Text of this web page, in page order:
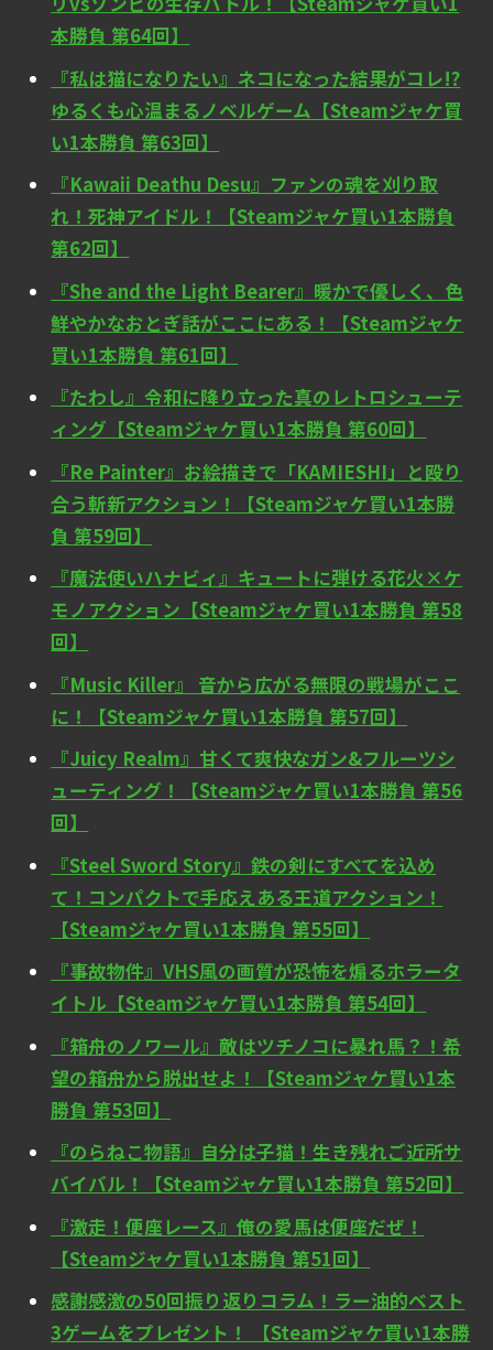
本勝負 第64回】
『私は猫になりたい』ネコになった結果がコレ!?
ゆるくも心温まるノベルゲーム【Steamジャケ買
い1本勝負 第63回】
『Kawaii Deathu Desu』ファンの魂を刈り取
れ！死神アイドル！【Steamジャケ買い1本勝負
第62回】
『She and the Light Bearer』暖かで優しく、色
鮮やかなおとぎ話がここにある！【Steamジャケ
買い1本勝負 第61回】
『たわし』令和に降り立った真のレトロシューテ
ィング【Steamジャケ買い1本勝負 第60回】
『Re Painter』お絵描きで「KAMIESHI」と殴り
合う斬新アクション！【Steamジャケ買い1本勝
負 第59回】
『魔法使いハナビィ』キュートに弾ける花火×ケ
モノアクション【Steamジャケ買い1本勝負 第58
回】
『Music Killer』 音から広がる無限の戦場がここ
に！【Steamジャケ買い1本勝負 第57回】
『Juicy Realm』甘くて爽快なガン&フルーツシ
ューティング！【Steamジャケ買い1本勝負 第56
回】
『Steel Sword Story』鉄の剣にすべてを込め
て！コンパクトで手応えある王道アクション！
【Steamジャケ買い1本勝負 第55回】
『事故物件』VHS風の画質が恐怖を煽るホラータ
イトル【Steamジャケ買い1本勝負 第54回】
『箱舟のノワール』敵はツチノコに暴れ馬？！希
望の箱舟から脱出せよ！【Steamジャケ買い1本
勝負 第53回】
『のらねこ物語』自分は子猫！生き残れご近所サ
バイバル！【Steamジャケ買い1本勝負 第52回】
『激走！便座レース』俺の愛馬は便座だぜ！
【Steamジャケ買い1本勝負 第51回】
感謝感激の50回振り返りコラム！ラー油的ベスト
3ゲームをプレゼント！ 【Steamジャケ買い1本勝